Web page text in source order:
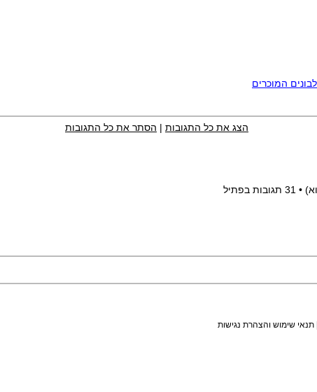
המוכרים
הצג את כל התגובות | הסתר את כל התגובות
• 31 תגובות בפתיל
תנאי שימוש והצהרת נגישות